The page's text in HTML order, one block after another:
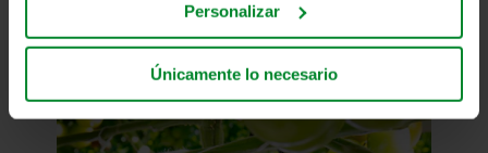
divulgarse a nuestros socios de redes sociales,
publicidad y análisis. Nuestros socios comerciales
pueden combinar estos datos con otra información que
se les haya proporcionado en el pasado o que hayan
recopilado a través del uso que usted mismo haya hecho
de sus servicios. El socio puede establecerse en un
Personalizar
Únicamente lo necesario